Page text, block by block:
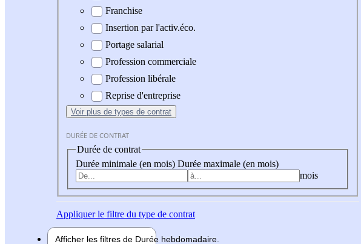
Franchise
Insertion par l'activ.éco.
Portage salarial
Profession commerciale
Profession libérale
Reprise d'entreprise
Voir plus de types de contrat
DURÉE DE CONTRAT
Durée de contrat
Durée minimale (en mois) Durée maximale (en mois)
mois
Appliquerle filtre du type de contrat
Afficher les filtres de Durée hebdomadaire